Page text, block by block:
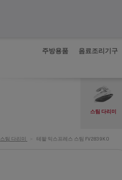
주방용품 음료조리기구
스팀 다리미
스팀 다리미 테팔 익스프레스 스팀 FV2839K0